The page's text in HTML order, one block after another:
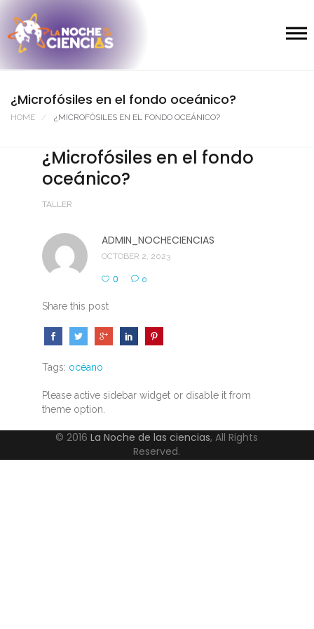
¿Microfósiles en el fondo oceánico?
HOME ¿MICROFÓSILES EN EL FONDO OCEÁNICO?
¿Microfósiles en el fondo
oceánico?
TALLER
ADMIN_NOCHECIENCIAS
OCTOBER 2, 2023
0 0
Share this post
Tags: océano
Please active sidebar widget or disable it from
theme option.
© 2016La Noche de las ciencias, All Rights
Reserved.